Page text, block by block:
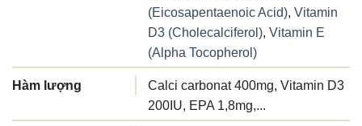
(Eicosapentaenoic Acid), Vitamin
D3 (Cholecalciferol), Vitamin E
(Alpha Tocopherol)
Hàm lượng
Calci carbonat 400mg, Vitamin D3
200IU, EPA 1,8mg,...